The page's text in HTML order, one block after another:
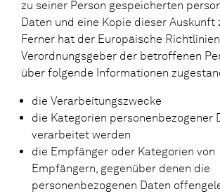
zu seiner Person gespeicherten
Daten und eine Kopie dieser Auskunft
Ferner hat der Europäische
Verordnungsgeber der betroffenen
über folgende Informationen
die Verarbeitungszwecke
die Kategorien personenbezogener
verarbeitet werden
die Empfänger oder Kategorien von
Empfängern, gegenüber denen die
personenbezogenen Daten